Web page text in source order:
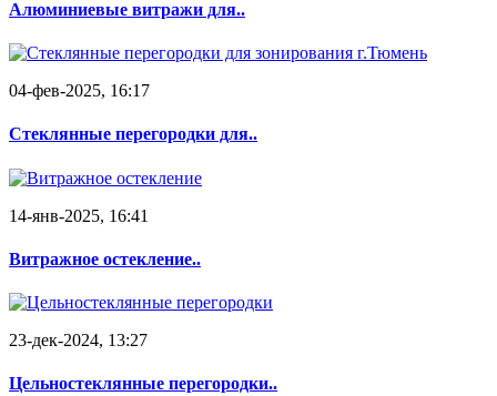
Алюминиевые витражи для..
04-фев-2025, 16:17
Стеклянные перегородки для..
14-янв-2025, 16:41
Витражное остекление..
23-дек-2024, 13:27
Цельностеклянные перегородки..